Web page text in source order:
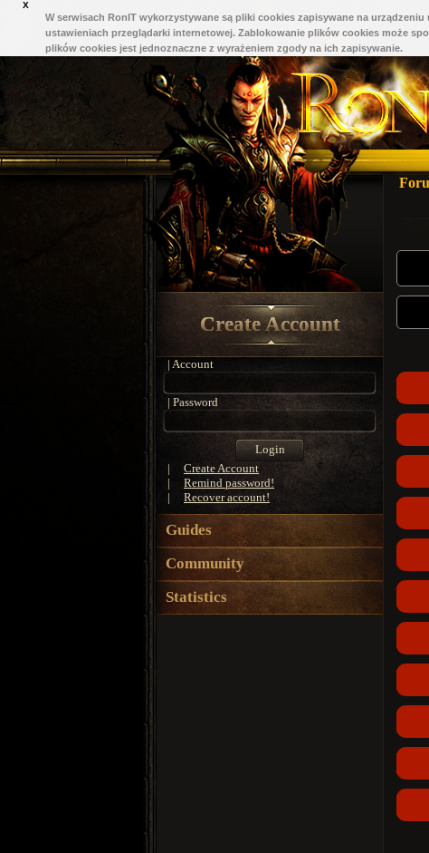
X
W serwisach RonIT wykorzystywane są pliki cookies zapisywane na
ustawieniach przeglądarki internetowej. Zablokowanie plików cookies może
plików cookies jest jednoznaczne z wyrażeniem zgody na ich zapisywanie.
Create Account
| Account
| Password
|
Create Account
|
Remind password!
|
Recover account!
Guides
Community
Statistics